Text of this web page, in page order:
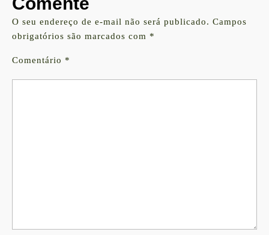
O seu endereço de e-mail não será publicado. Campos
obrigatórios são marcados com *
Comentário *